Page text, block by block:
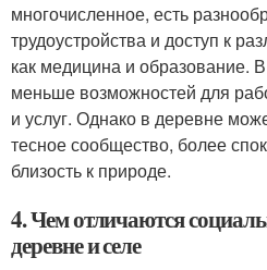
многочисленное, есть
трудоустройства и доступ к
как медицина и образование.
меньше возможностей для
и услуг. Однако в деревне
тесное сообщество, более
близость к природе.
4. Чем отличаются
деревне и селе